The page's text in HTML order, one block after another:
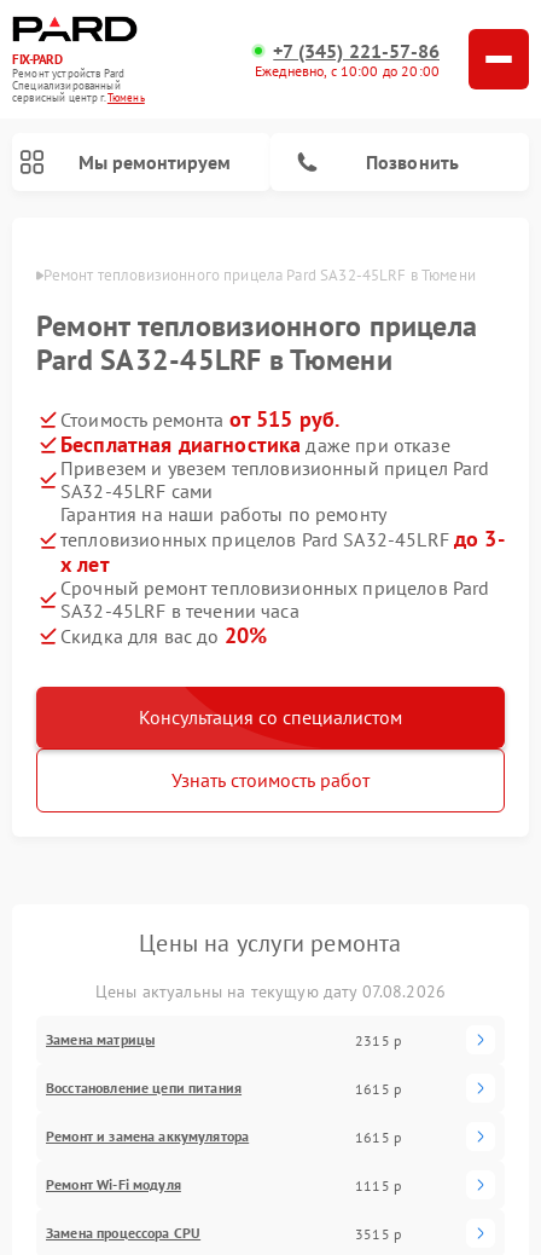
FIX-PARD
Ремонт устройств Pard
Специализированный
cервисный центр г.Тюмень
+7 (345) 221-57-86
Ежедневно, с 10:00 до 20:00
Мы ремонтируем Позвонить
Ремонт тепловизионного прицела Pard SA32-45LRF в Тюмени
Ремонт тепловизионного прицела
Pard SA32-45LRF в Тюмени
Стоимость ремонта от 515 руб.
Бесплатная диагностика даже при отказе
Привезем и увезем тепловизионный прицел Pard
SA32-45LRF сами
Гарантия на наши работы по ремонту
тепловизионных прицелов Pard SA32-45LRF до 3-
х лет
Срочный ремонт тепловизионных прицелов Pard
SA32-45LRF в течении часа
Скидка для вас до 20%
Консультация со специалистом
Узнать стоимость работ
Цены на услуги ремонта
Цены актуальны на текущую дату 07.08.2026
Замена матрицы 2315 р
Восстановление цепи питания 1615 р
Ремонт и замена аккумулятора 1615 р
Ремонт Wi-Fi модуля 1115 р
Замена процессора CPU 3515 р